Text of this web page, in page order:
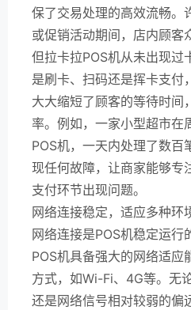
保了交易处理的高效流畅。
或促销活动期间，店内顾客
但拉卡拉POS机从未出现过
是刷卡、扫码还是挥卡支付
大大缩短了顾客的等待时间
率。例如，一家小型超市在
POS机，一天内处理了数百
现任何故障，让商家能够专
支付环节出现问题。
网络连接稳定，适应多种环
网络连接是POS机稳定运行
POS机具备强大的网络适应
方式，如Wi-Fi、4G等。无
还是网络信号相对较弱的偏